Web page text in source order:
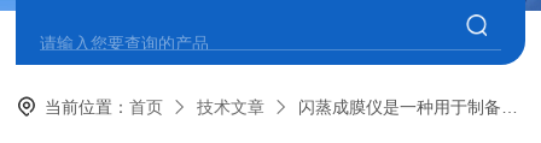
当前位置：首页 技术文章 闪蒸成膜仪是一种用于制备薄膜的仪器